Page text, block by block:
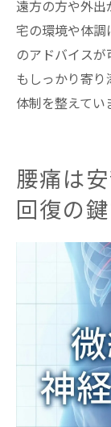
遠方の方や外出
宅の環境や体調
のアドバイス
もしっかり寄り
体制を整えてい
腰痛は
回復の